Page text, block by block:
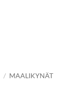
/ MAALIKYNÄT